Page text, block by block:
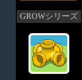
GROWシリーズ